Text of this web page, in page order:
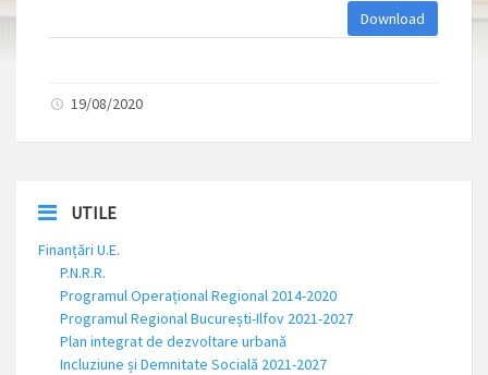
Download
19/08/2020
UTILE
Finanțări U.E.
P.N.R.R.
Programul Operațional Regional 2014-2020
Programul Regional București-Ilfov 2021-2027
Plan integrat de dezvoltare urbană
Incluziune și Demnitate Socială 2021-2027